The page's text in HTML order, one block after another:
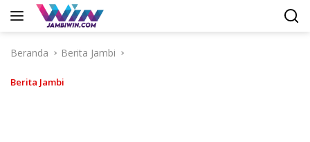
Langsung
Beranda
Berita Jambi
Berita Jambi